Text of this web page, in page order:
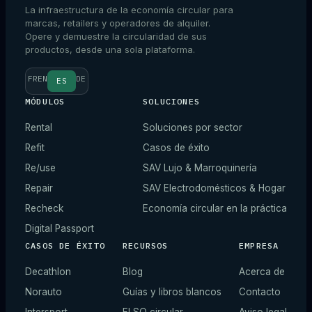
La infraestructura de la economía circular para
marcas, retailers y operadores de alquiler.
Opere y demuestre la circularidad de sus
productos, desde una sola plataforma.
FREN ES DE
MÓDULOS
Rental
Refit
Re/use
Repair
Recheck
Digital Passport
SOLUCIONES
Soluciones por sector
Casos de éxito
SAV Lujo & Marroquinería
SAV Electrodomésticos & Hogar
Economía circular en la práctica
CASOS DE ÉXITO
Decathlon
Norauto
RECURSOS
Blog
Guías y libros blancos
EMPRESA
Acerca de
Contacto